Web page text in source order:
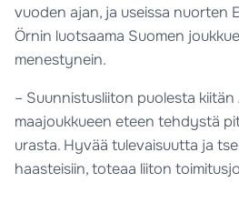
vuoden ajan, ja useissa nuorten
Örnin luotsaama Suomen
menestynein.
– Suunnistusliiton puolesta
maajoukkueen eteen tehdystä
urasta. Hyvää tulevaisuutta ja
haasteisiin, toteaa liiton